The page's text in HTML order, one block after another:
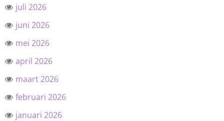
juli 2026
juni 2026
mei 2026
april 2026
maart 2026
februari 2026
januari 2026